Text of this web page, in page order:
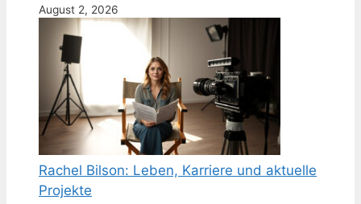
August 2, 2026
Rachel Bilson: Leben, Karriere und aktuelle
Projekte